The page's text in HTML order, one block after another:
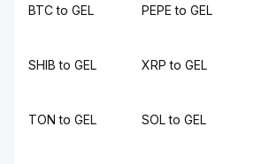
BTC to GEL PEPE to GEL
SHIB to GEL XRP to GEL
TON to GEL SOL to GEL